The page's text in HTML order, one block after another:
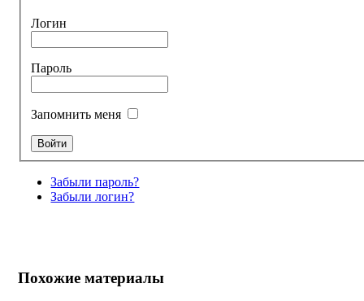
Логин
Пароль
Запомнить меня
Забыли пароль?
Забыли логин?
Похожие материалы